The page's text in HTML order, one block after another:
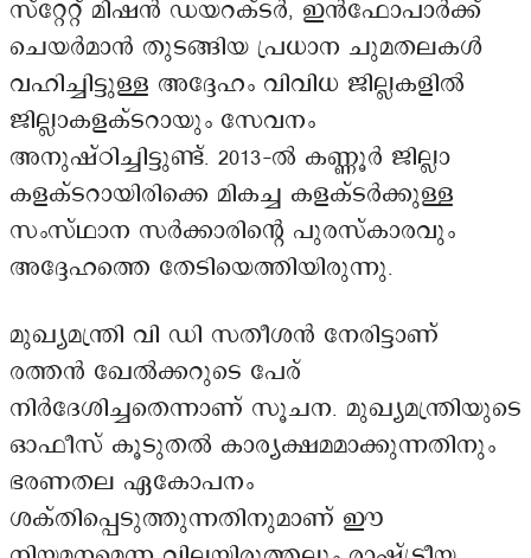
സ്റ്റേറ്റ് മിഷൻ ഡയറക്ടർ, ഇൻഫോപാർക്ക്
ചെയർമാൻ തുടങ്ങിയ പ്രധാന ചുമതലകൾ
വഹിച്ചിട്ടുള്ള അദ്ദേഹം വിവിധ ജില്ലകളിൽ
ജില്ലാകളക്ടറായും സേവനം
അനുഷ്ഠിച്ചിട്ടുണ്ട്. 2013-ൽ കണ്ണൂർ ജില്ലാ
കളക്ടറായിരിക്കെ മികച്ച കളക്ടർക്കുള്ള
സംസ്ഥാന സർക്കാരിന്റെ പുരസ്‌കാരവും
അദ്ദേഹത്തെ തേടിയെത്തിയിരുന്നു.
മുഖ്യമന്ത്രി വി ഡി സതീശൻ നേരിട്ടാണ്
രത്തൻ ഖേൽക്കറുടെ പേര്
നിർദേശിച്ചതെന്നാണ് സൂചന. മുഖ്യമന്ത്രിയുടെ
ഓഫീസ് കൂടുതൽ കാര്യക്ഷമമാക്കുന്നതിനും
ഭരണതല ഏകോപനം
ശക്തിപ്പെടുത്തുന്നതിനുമാണ് ഈ